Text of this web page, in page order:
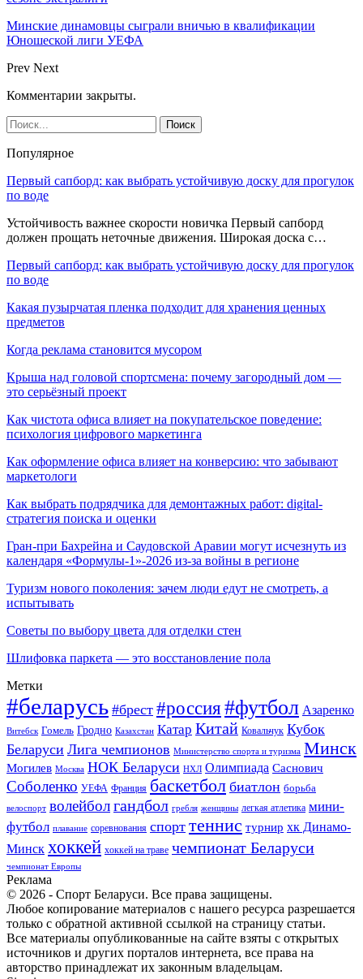
Минские динамовцы сыграли вничью в квалификации
Юношеской лиги УЕФА
Prev Next
Комментарии закрыты.
Популярное
Первый сапборд: как выбрать устойчивую доску для прогулок
по воде
Устойчивость важнее скорости новичка Первый сапборд
должен прощать неточные движения. Широкая доска с…
Первый сапборд: как выбрать устойчивую доску для прогулок
по воде
Какая пузырчатая пленка подходит для хранения ценных
предметов
Когда реклама становится мусором
Крыша над головой спортсмена: почему загородный дом —
это серьёзный проект
Как чистота офиса влияет на покупательское поведение:
психология цифрового маркетинга
Как оформление офиса влияет на конверсию: что забывают
маркетологи
Как выбрать подрядчика для демонтажных работ: digital-
стратегия поиска и оценки
Гран-при Бахрейна и Саудовской Аравии могут исчезнуть из
календаря «Формулы-1»-2026 из-за войны в регионе
Туризм нового поколения: зачем люди едут не смотреть, а
испытывать
Советы по выбору цвета для отделки стен
Шлифовка паркета — это восстановление пола
Метки
#беларусь #брест #россия#футбол Азаренко
Витебск Гомель Гродно Казахстан Катар Китай Ковальчук Кубок
Беларуси Лига чемпионов Министерство спорта и туризма Минск
Могилев Москва НОК Беларуси НХЛ Олимпиада Саснович
Соболенко УЕФА Франция баскетбол биатлон борьба
велоспорт волейболгандбол гребля женщины легкая атлетика мини-
футбол плавание соревнования спорт теннис турнир хк Динамо-
Минск хоккей хоккей на траве чемпионат Беларуси
чемпионат Европы
Реклама
© 2026 - Спорт Беларуси. Все права защищены.
Любое копирование материалов с нашего ресурса разрешается
только с обратной активной ссылкой на страницу статьи.
Все материалы опубликованные на сайте взяты с открытых
источников и других порталов интернета, все права на
авторство принадлежат их законным владельцам.